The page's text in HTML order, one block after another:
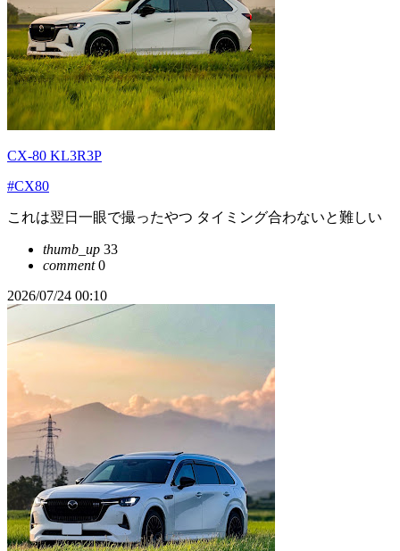
CX-80 KL3R3P
#CX80
これは翌日一眼で撮ったやつ タイミング合わないと難しい
thumb_up 33
comment0
2026/07/24 00:10